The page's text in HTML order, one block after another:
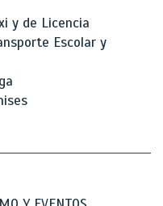
y de Licencia
Escolar y